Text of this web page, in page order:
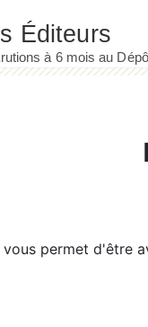
vous permet d'être